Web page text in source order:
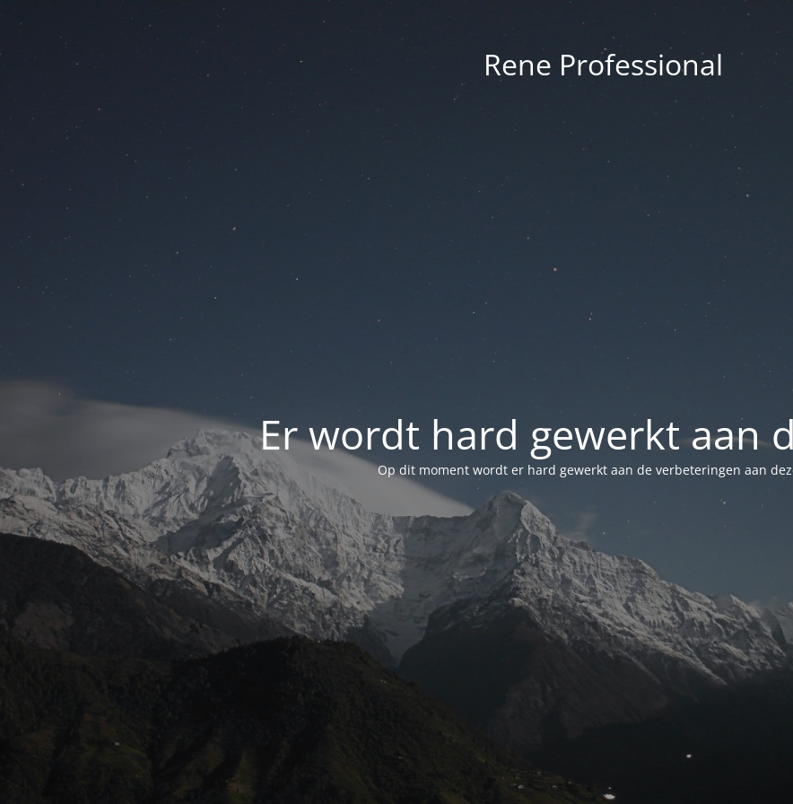
Rene Professional
Er wordt hard gewerkt aan
Op dit moment wordt er hard gewerkt aan de verbeteringen aan